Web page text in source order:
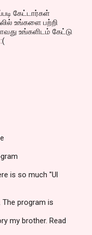
கேட்டார்கள்
உங்களை பற்றி
உங்களிடம் கேட்டு
is so much "Ul
program is
my brother. Read